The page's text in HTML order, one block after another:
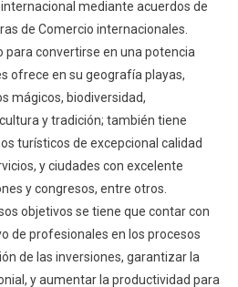
mediante acuerdos de
de Comercio internacionales.
para convertirse en una potencia
ofrece en su geografía playas,
mágicos, biodiversidad,
y tradición; también tiene
turísticos de excepcional calidad
y ciudades con excelente
y congresos, entre otros.
objetivos se tiene que contar con
de profesionales en los procesos
de las inversiones, garantizar la
y aumentar la productividad para